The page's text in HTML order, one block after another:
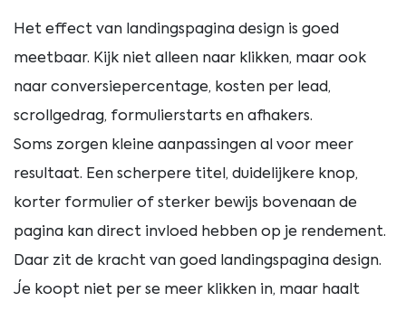
Het effect van landingspagina design is goed
meetbaar. Kijk niet alleen naar klikken, maar ook
naar conversiepercentage, kosten per lead,
scrollgedrag, formulierstarts en afhakers.
Soms zorgen kleine aanpassingen al voor meer
resultaat. Een scherpere titel, duidelijkere knop,
korter formulier of sterker bewijs bovenaan de
pagina kan direct invloed hebben op je rendement.
Daar zit de kracht van goed landingspagina design.
Je koopt niet per se meer klikken in, maar haalt